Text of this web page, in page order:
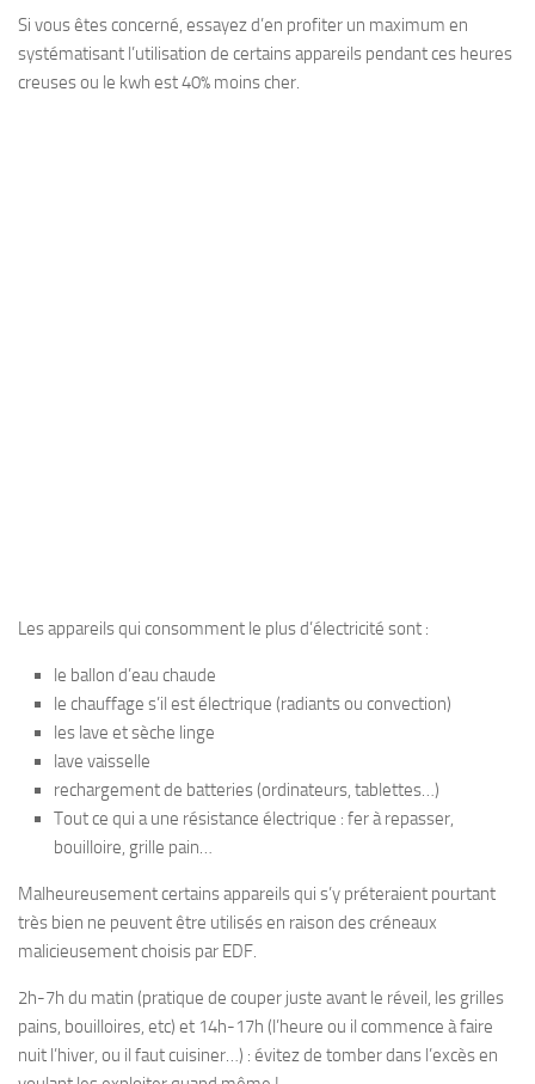
Si vous êtes concerné, essayez d’en profiter un maximum en
systématisant l’utilisation de certains appareils pendant ces heures
creuses ou le kwh est 40% moins cher.
Les appareils qui consomment le plus d’électricité sont :
le ballon d’eau chaude
le chauffage s’il est électrique (radiants ou convection)
les lave et sèche linge
lave vaisselle
rechargement de batteries (ordinateurs, tablettes…)
Tout ce qui a une résistance électrique : fer à repasser,
bouilloire, grille pain…
Malheureusement certains appareils qui s’y préteraient pourtant
très bien ne peuvent être utilisés en raison des créneaux
malicieusement choisis par EDF.
2h-7h du matin (pratique de couper juste avant le réveil, les grilles
pains, bouilloires, etc) et 14h-17h (l’heure ou il commence à faire
nuit l’hiver, ou il faut cuisiner…) : évitez de tomber dans l’excès en